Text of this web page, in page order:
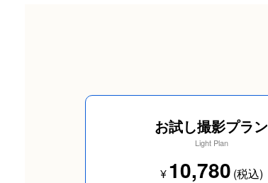
お試し撮影プラン
Light Plan
¥10,780 (税込)